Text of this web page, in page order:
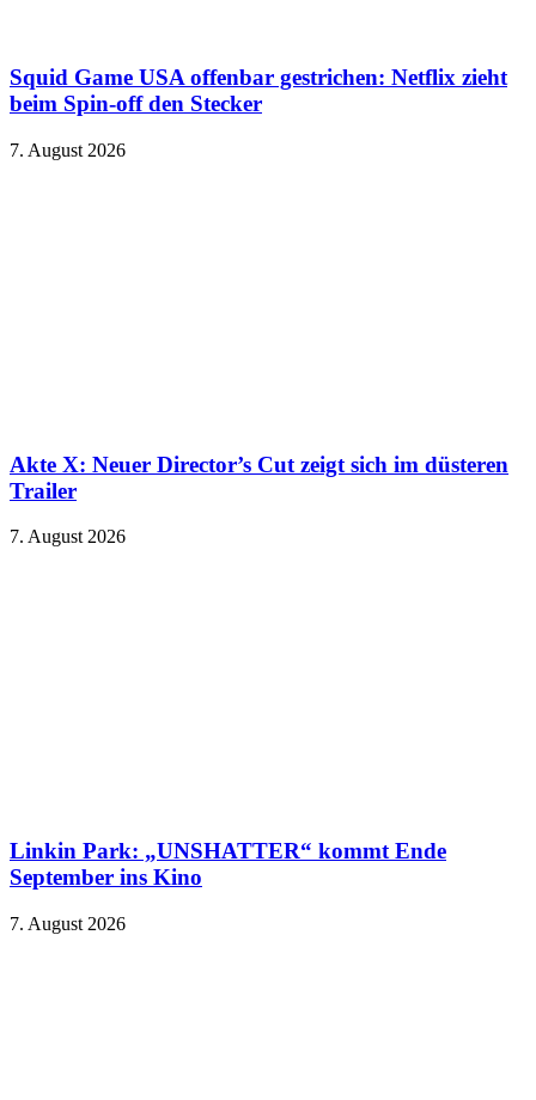
Squid Game USA offenbar gestrichen: Netflix zieht
beim Spin-off den Stecker
7. August 2026
Akte X: Neuer Director’s Cut zeigt sich im düsteren
Trailer
7. August 2026
Linkin Park: „UNSHATTER“ kommt Ende
September ins Kino
7. August 2026